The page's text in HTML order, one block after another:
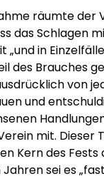
räumte der
das Schlagen
„und in
des Brauches
von
und
mit. Dieser
Kern des
sei es